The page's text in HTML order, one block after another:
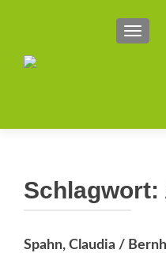
Schlagwort:
Spahn, Claudia /